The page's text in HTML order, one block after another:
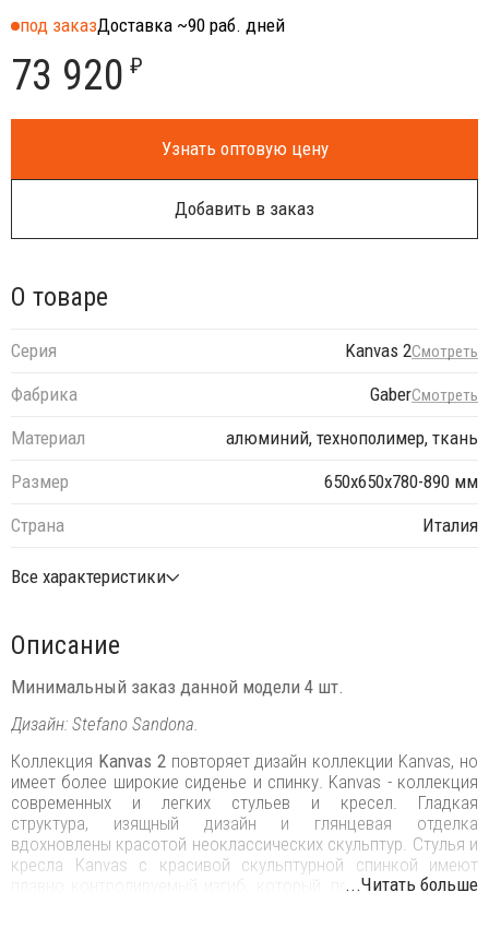
под заказДоставка ~90 раб. дней
73 920 ₽
Узнать оптовую цену
Добавить в заказ
О товаре
Серия Kanvas 2Смотреть
Фабрика GaberСмотреть
Материал
алюминий, технополимер, ткань
Размер
650х650х780-890 мм
Страна
Италия
Все характеристики
Описание
Минимальный заказ данной модели 4 шт.
Дизайн: Stefano Sandona.
Коллекция Kanvas 2повторяет дизайн коллекции Kanvas, но
имеет более широкие сиденье и спинку. Kanvas - коллекция
современных и легких стульев и кресел. Гладкая
структура, изящный дизайн и глянцевая отделка
вдохновлены красотой неоклассических скульптур. Стулья и
кресла Kanvas с красивой скульптурной спинкой имеют
плавно контролируемый изгиб, который, подстраиваясь под
...Читать больше